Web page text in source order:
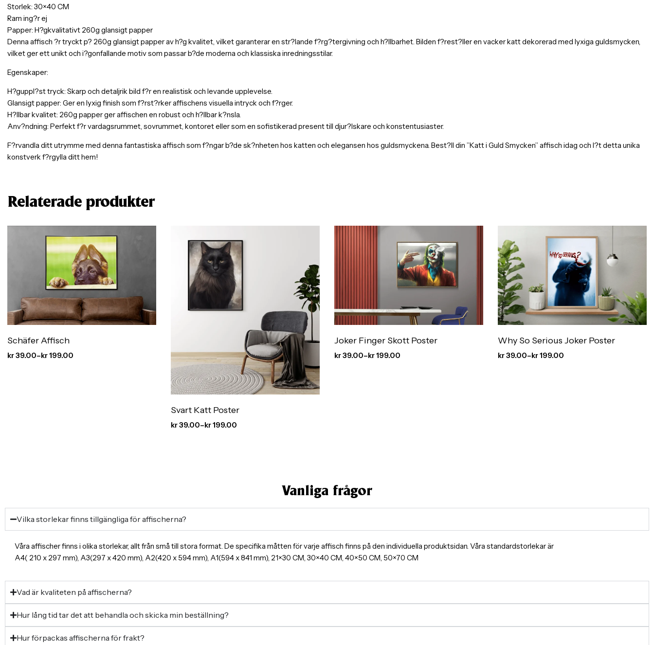
Storlek: 30×40 CM
Ram ing?r ej
Papper: H?gkvalitativt 260g glansigt papper
Denna affisch ?r tryckt p? 260g glansigt papper av h?g kvalitet, vilket garanterar en str?lande f?rg?tergivning och h?llbarhet. Bilden f?rest?ller en vacker katt dekorerad med lyxiga guldsmycken,
vilket ger ett unikt och i?gonfallande motiv som passar b?de moderna och klassiska inredningsstilar.
Egenskaper:
H?guppl?st tryck: Skarp och detaljrik bild f?r en realistisk och levande upplevelse.
Glansigt papper: Ger en lyxig finish som f?rst?rker affischens visuella intryck och f?rger.
H?llbar kvalitet: 260g papper ger affischen en robust och h?llbar k?nsla.
Anv?ndning: Perfekt f?r vardagsrummet, sovrummet, kontoret eller som en sofistikerad present till djur?lskare och konstentusiaster.
F?rvandla ditt utrymme med denna fantastiska affisch som f?ngar b?de sk?nheten hos katten och elegansen hos guldsmyckena. Best?ll din ”Katt i Guld Smycken” affisch idag och l?t detta unika
konstverk f?rgylla ditt hem!
Relaterade produkter
Schäfer Affisch
kr39.00–kr199.00
Svart Katt Poster
kr39.00–kr199.00
Joker Finger Skott Poster
kr39.00–kr199.00
Why So Serious Joker Poster
kr39.00–kr199.00
Vanliga frågor
Vilka storlekar finns tillgängliga för affischerna?
Våra affischer finns i olika storlekar, allt från små till stora format. De specifika måtten för varje affisch finns på den individuella produktsidan. Våra standardstorlekar är
A4( 210 x 297 mm), A3(297 x 420 mm), A2(420 x 594 mm), A1(594 x 841 mm), 21×30 CM, 30×40 CM, 40×50 CM, 50×70 CM
Vad är kvaliteten på affischerna?
Hur lång tid tar det att behandla och skicka min beställning?
Hur förpackas affischerna för frakt?